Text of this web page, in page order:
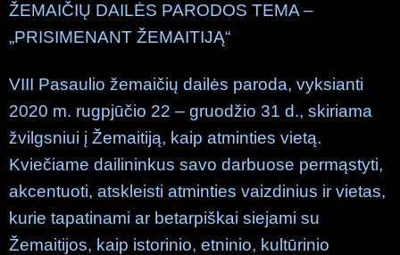
ŽEMAIČIŲ DAILĖS PARODOS TEMA –
„PRISIMENANT ŽEMAITIJĄ“
VIII Pasaulio žemaičių dailės paroda, vyksianti
2020 m. rugpjūčio 22 – gruodžio 31 d., skiriama
žvilgsniui į Žemaitiją, kaip atminties vietą.
Kviečiame dailininkus savo darbuose permąstyti,
akcentuoti, atskleisti atminties vaizdinius ir vietas,
kurie tapatinami ar betarpiškai siejami su
Žemaitijos, kaip istorinio, etninio, kultūrinio